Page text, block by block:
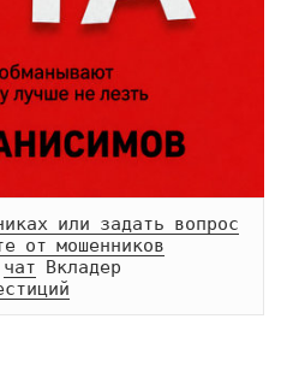
или задать вопрос
от мошенников
чат